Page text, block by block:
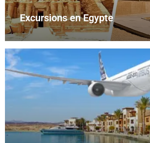
Excursions en Egypte